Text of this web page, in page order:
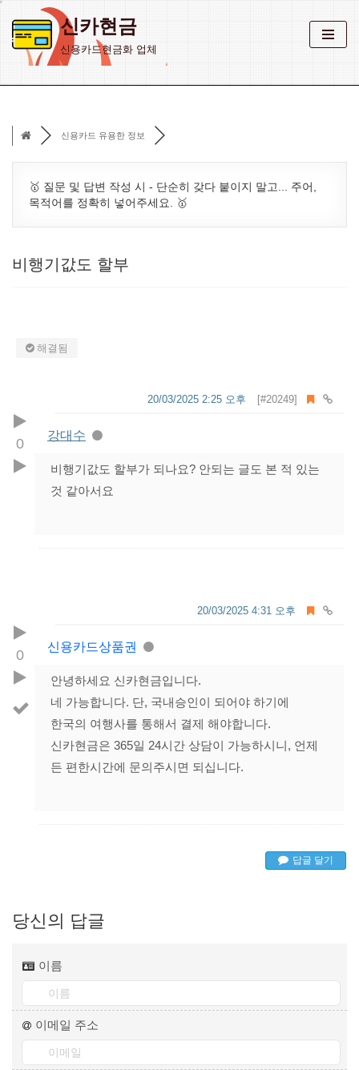
콘
너
신카현금
신용카드현금화 업체
신용카드 유용한 정보
🥇 질문 및 답변 작성 시 - 단순히 갖다 붙이지 말고... 주어,
목적어를 정확히 넣어주세요. 🥇
비행기값도 할부
해결됨
0
[#20249]
20/03/2025 2:25 오후
강대수
비행기값도 할부가 되나요? 안되는 글도 본 적 있는
것 같아서요
0
20/03/2025 4:31 오후
신용카드상품권
안녕하세요 신카현금입니다.
네 가능합니다. 단, 국내승인이 되어야 하기에
한국의 여행사를 통해서 결제 해야합니다.
신카현금은 365일 24시간 상담이 가능하시니, 언제
든 편한시간에 문의주시면 되십니다.
답글 달기
당신의 답글
이름
이메일 주소